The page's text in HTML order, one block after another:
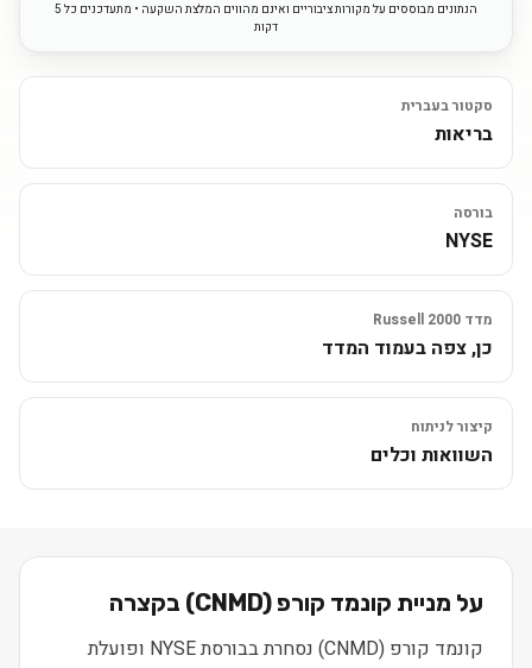
הנתונים מבוססים על מקורות ציבוריים ואינם מהווים המלצת השקעה • מתעדכנים כל 5
דקות
סקטור בעברית
בריאות
בורסה
NYSE
מדד Russell 2000
כן, צפה בעמוד המדד
קיצור לניתוח
השוואות וכלים
על מניית קונמד קורפ (
CNMD) בקצרה
קונמד קורפ (CNMD) נסחרת בבורסת NYSE ופועלת